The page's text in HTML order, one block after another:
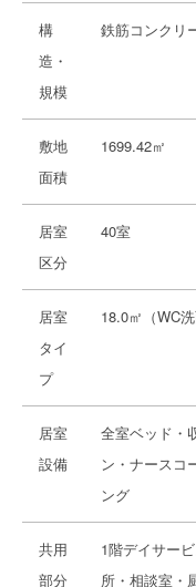
構
造・
規模
鉄筋コンクリ
敷地
面積
1699.42㎡
居室
区分
40室
居室
タイ
プ
18.0㎡（WC洗
居室
設備
全室ベッド・
ン・ナースコ
ング
共用
部分
1階デイサー
所・相談室・